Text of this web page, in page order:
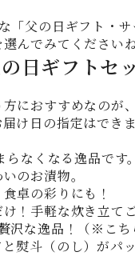
父の日ギフト・サ
んでみてくださいね
日ギフトセ
におすすめなのが
け日の指定はで
なくなる逸品です。
のお漬物。
卓の彩りにも！
！手軽な炊き立てご
沢な逸品！（※こち
熨斗（のし）がパ